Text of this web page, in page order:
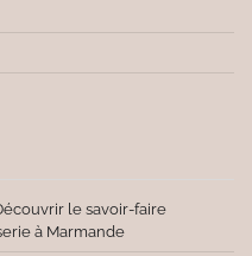
le savoir-faire
à Marmande